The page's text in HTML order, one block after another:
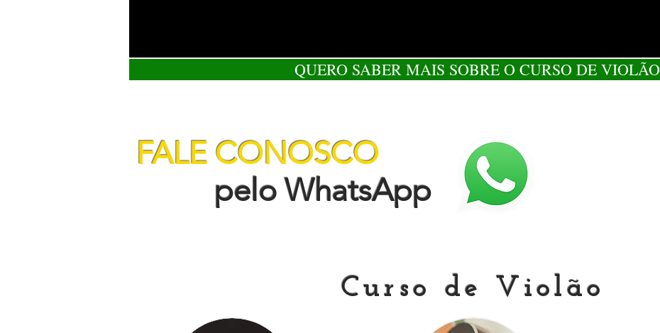
QUERO SABER MAIS SOBRE O CURSO DE VIOLÃO
FALE CONOSCO
pelo WhatsApp
Curso de Violão